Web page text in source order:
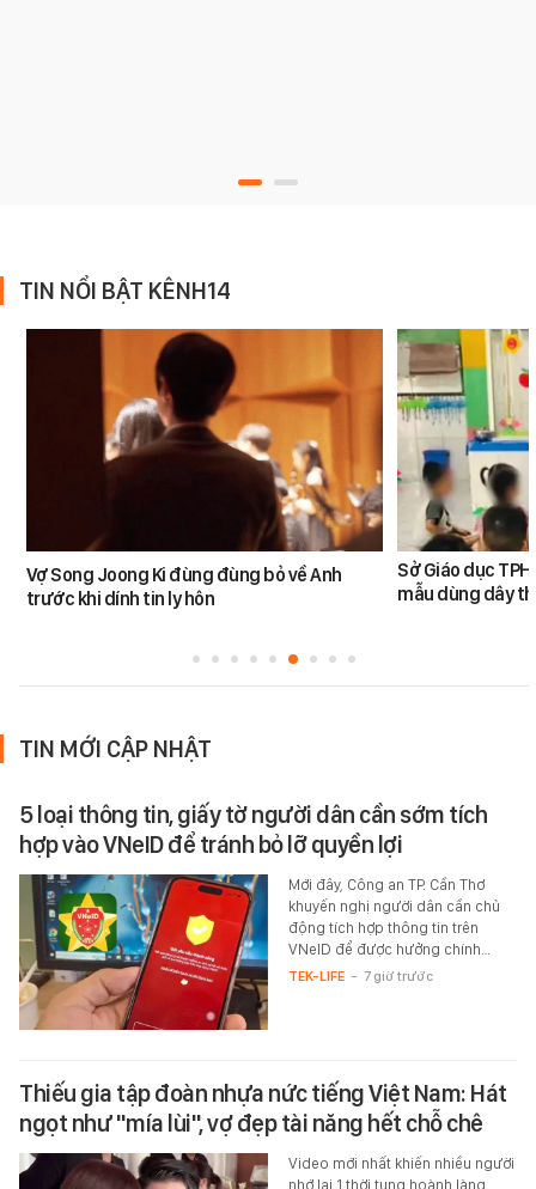
TIN NỔI BẬT KÊNH14
Vợ Song Joong Ki đùng đùng bỏ về Anh
trước khi dính tin ly hôn
Sở Giáo dục
mẫu dùng dây
TIN MỚI CẬP NHẬT
5 loại thông tin, giấy tờ người dân cần sớm tích
hợp vào VNeID để tránh bỏ lỡ quyền lợi
Mới đây, Công an TP. Cần Thơ
khuyến nghị người dân cần chủ
động tích hợp thông tin trên
VNeID để được hưởng chính…
TEK-LIFE - 7 giờ trước
Thiếu gia tập đoàn nhựa nức tiếng Việt Nam: Hát
ngọt như "mía lùi", vợ đẹp tài năng hết chỗ chê
Video mới nhất khiến nhiều người
nhớ lại 1 thời tung hoành làng